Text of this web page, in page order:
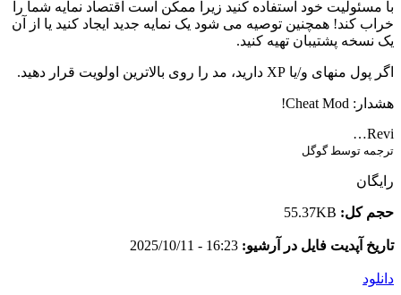
با مسئولیت خود استفاده کنید زیرا ممکن است اقتصاد نمایه شما را
خراب کند! همچنین توصیه می شود یک نمایه جدید ایجاد کنید یا از آن
یک نسخه پشتیبان تهیه کنید.
اگر پول منهای و/یا XP دارید، مد را روی بالاترین اولویت قرار دهید.
هشدار: Cheat Mod!
Revi…
ترجمه توسط گوگل
رایگان
حجم کل: 55.37KB
تاریخ آپدیت فایل در آرشیو: 16:23 - 2025/10/11
دانلود